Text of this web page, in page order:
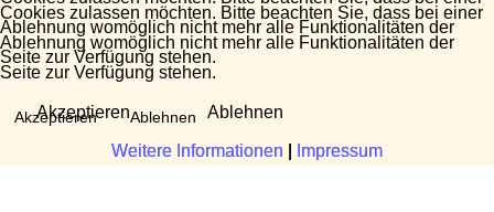
Cookies zulassen möchten. Bitte beachten Sie, dass bei einer
Ablehnung womöglich nicht mehr alle Funktionalitäten der
Seite zur Verfügung stehen.
Akzeptieren Ablehnen
Weitere Informationen Impressum
Ablehnung womöglich nicht mehr alle Funktionalitäten der
Seite zur Verfügung stehen.
Akzeptieren Ablehnen
Weitere Informationen Impressum